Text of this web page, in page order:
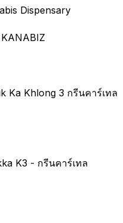
Dispensary
Ka Khlong 3 กรีนคาร์เทล
K3 - กรีนคาร์เทล